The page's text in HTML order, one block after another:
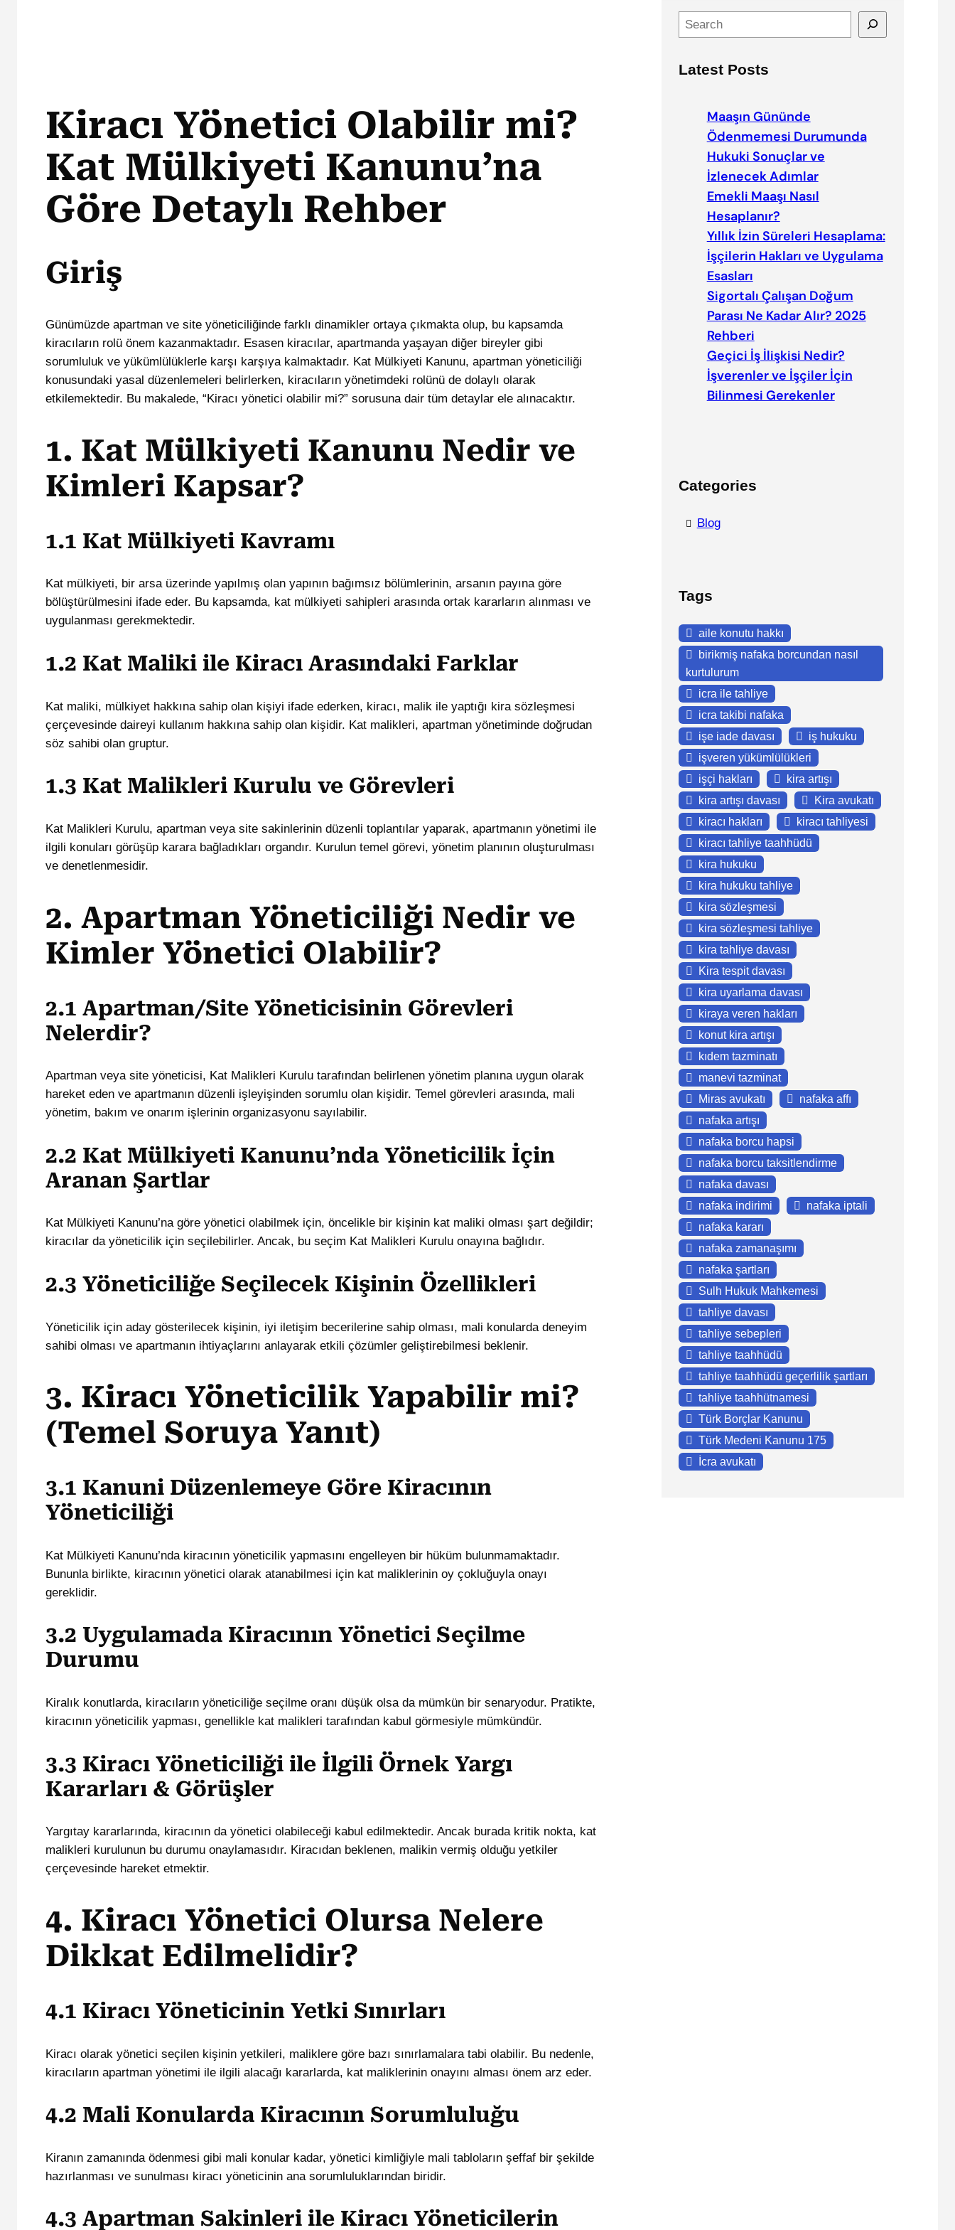
Kiracı Yönetici Olabilir mi?
Kat Mülkiyeti Kanunu’na
Göre Detaylı Rehber
Giriş
Günümüzde apartman ve site yöneticiliğinde farklı dinamikler ortaya çıkmakta olup, bu kapsamda
kiracıların rolü önem kazanmaktadır. Esasen kiracılar, apartmanda yaşayan diğer bireyler gibi
sorumluluk ve yükümlülüklerle karşı karşıya kalmaktadır. Kat Mülkiyeti Kanunu, apartman yöneticiliği
konusundaki yasal düzenlemeleri belirlerken, kiracıların yönetimdeki rolünü de dolaylı olarak
etkilemektedir. Bu makalede, “Kiracı yönetici olabilir mi?” sorusuna dair tüm detaylar ele alınacaktır.
1. Kat Mülkiyeti Kanunu Nedir ve
Kimleri Kapsar?
1.1 Kat Mülkiyeti Kavramı
Kat mülkiyeti, bir arsa üzerinde yapılmış olan yapının bağımsız bölümlerinin, arsanın payına göre
bölüştürülmesini ifade eder. Bu kapsamda, kat mülkiyeti sahipleri arasında ortak kararların alınması ve
uygulanması gerekmektedir.
1.2 Kat Maliki ile Kiracı Arasındaki Farklar
Kat maliki, mülkiyet hakkına sahip olan kişiyi ifade ederken, kiracı, malik ile yaptığı kira sözleşmesi
çerçevesinde daireyi kullanım hakkına sahip olan kişidir. Kat malikleri, apartman yönetiminde doğrudan
söz sahibi olan gruptur.
1.3 Kat Malikleri Kurulu ve Görevleri
Kat Malikleri Kurulu, apartman veya site sakinlerinin düzenli toplantılar yaparak, apartmanın yönetimi ile
ilgili konuları görüşüp karara bağladıkları organdır. Kurulun temel görevi, yönetim planının oluşturulması
ve denetlenmesidir.
2. Apartman Yöneticiliği Nedir ve
Kimler Yönetici Olabilir?
2.1 Apartman/Site Yöneticisinin Görevleri
Nelerdir?
Apartman veya site yöneticisi, Kat Malikleri Kurulu tarafından belirlenen yönetim planına uygun olarak
hareket eden ve apartmanın düzenli işleyişinden sorumlu olan kişidir. Temel görevleri arasında, mali
yönetim, bakım ve onarım işlerinin organizasyonu sayılabilir.
2.2 Kat Mülkiyeti Kanunu’nda Yöneticilik İçin
Aranan Şartlar
Kat Mülkiyeti Kanunu’na göre yönetici olabilmek için, öncelikle bir kişinin kat maliki olması şart değildir;
kiracılar da yöneticilik için seçilebilirler. Ancak, bu seçim Kat Malikleri Kurulu onayına bağlıdır.
2.3 Yöneticiliğe Seçilecek Kişinin Özellikleri
Yöneticilik için aday gösterilecek kişinin, iyi iletişim becerilerine sahip olması, mali konularda deneyim
sahibi olması ve apartmanın ihtiyaçlarını anlayarak etkili çözümler geliştirebilmesi beklenir.
3. Kiracı Yöneticilik Yapabilir mi?
(Temel Soruya Yanıt)
3.1 Kanuni Düzenlemeye Göre Kiracının
Yöneticiliği
Kat Mülkiyeti Kanunu’nda kiracının yöneticilik yapmasını engelleyen bir hüküm bulunmamaktadır.
Bununla birlikte, kiracının yönetici olarak atanabilmesi için kat maliklerinin oy çokluğuyla onayı
gereklidir.
3.2 Uygulamada Kiracının Yönetici Seçilme
Durumu
Kiralık konutlarda, kiracıların yöneticiliğe seçilme oranı düşük olsa da mümkün bir senaryodur. Pratikte,
kiracının yöneticilik yapması, genellikle kat malikleri tarafından kabul görmesiyle mümkündür.
3.3 Kiracı Yöneticiliği ile İlgili Örnek Yargı
Kararları & Görüşler
Yargıtay kararlarında, kiracının da yönetici olabileceği kabul edilmektedir. Ancak burada kritik nokta, kat
malikleri kurulunun bu durumu onaylamasıdır. Kiracıdan beklenen, malikin vermiş olduğu yetkiler
çerçevesinde hareket etmektir.
4. Kiracı Yönetici Olursa Nelere
Dikkat Edilmelidir?
4.1 Kiracı Yöneticinin Yetki Sınırları
Kiracı olarak yönetici seçilen kişinin yetkileri, maliklere göre bazı sınırlamalara tabi olabilir. Bu nedenle,
kiracıların apartman yönetimi ile ilgili alacağı kararlarda, kat maliklerinin onayını alması önem arz eder.
4.2 Mali Konularda Kiracının Sorumluluğu
Kiranın zamanında ödenmesi gibi mali konular kadar, yönetici kimliğiyle mali tabloların şeffaf bir şekilde
hazırlanması ve sunulması kiracı yöneticinin ana sorumluluklarından biridir.
4.3 Apartman Sakinleri ile Kiracı Yöneticilerin
e
rLatest Posts
Maaşın Gününde
Ödenmemesi Durumunda
Hukuki Sonuçlar ve
İzlenecek Adımlar
Emekli Maaşı Nasıl
Hesaplanır?
Yıllık İzin Süreleri Hesaplama:
İşçilerin Hakları ve Uygulama
Esasları
Sigortalı Çalışan Doğum
Parası Ne Kadar Alır? 2025
Rehberi
Geçici İş İlişkisi Nedir?
İşverenler ve İşçiler İçin
Bilinmesi Gerekenler
Categories
Blog
Tags
aile konutu hakkı
birikmiş nafaka borcundan nasıl
kurtulurum
icra ile tahliye
icra takibi nafaka
işe iade davası
iş hukuku
işveren yükümlülükleri
işçi hakları
kira artışı
kira artışı davası
Kira avukatı
kiracı hakları
kiracı tahliyesi
kiracı tahliye taahhüdü
kira hukuku
kira hukuku tahliye
kira sözleşmesi
kira sözleşmesi tahliye
kira tahliye davası
Kira tespit davası
kira uyarlama davası
kiraya veren hakları
konut kira artışı
kıdem tazminatı
manevi tazminat
Miras avukatı
nafaka affı
nafaka artışı
nafaka borcu hapsi
nafaka borcu taksitlendirme
nafaka davası
nafaka indirimi
nafaka iptali
nafaka kararı
nafaka zamanaşımı
nafaka şartları
Sulh Hukuk Mahkemesi
tahliye davası
tahliye sebepleri
tahliye taahhüdü
tahliye taahhüdü geçerlilik şartları
tahliye taahhütnamesi
Türk Borçlar Kanunu
Türk Medeni Kanunu 175
İcra avukatı